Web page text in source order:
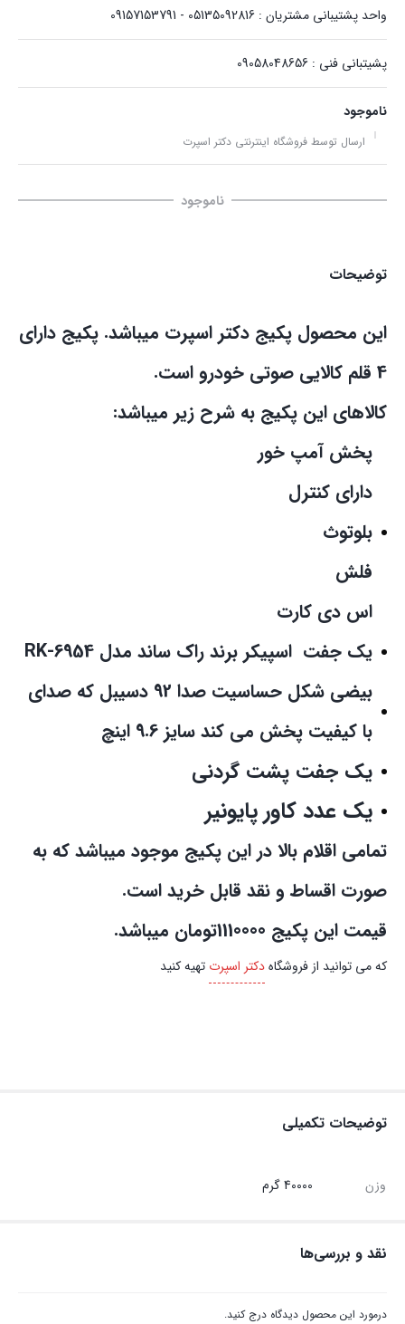
واحد پشتیبانی مشتریان : 05135092816 - 09157153791
پشیتبانی فنی : 09058048656
ناموجود
ارسال توسط فروشگاه اینترنتی دکتر اسپرت
ناموجود
توضیحات
این محصول پکیج دکتر اسپرت میباشد. پکیج دارای
4 قلم کالایی صوتی خودرو است.
کالاهای این پکیج به شرح زیر میباشد:
پخش آمپ خور
دارای کنترل
بلوتوث
فلش
اس دی کارت
یک جفت اسپیکر برند راک ساند مدل RK-6954
بیضی شکل حساسیت صدا 92 دسیبل که صدای
با کیفیت پخش می کند سایز 9.6 اینچ
یک جفت پشت گردنی
یک عدد کاور پایونیر
تمامی اقلام بالا در این پکیج موجود میباشد که به
صورت اقساط و نقد قابل خرید است.
قیمت این پکیج 1110000تومان میباشد.
که می توانید از فروشگاهدکتر اسپرت تهیه کنید
توضیحات تکمیلی
وزن 40000 گرم
نقد و بررسی‌ها
درمورد این محصول دیدگاه درج کنید.